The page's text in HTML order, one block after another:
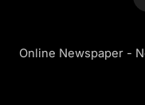
Online Newspaper -